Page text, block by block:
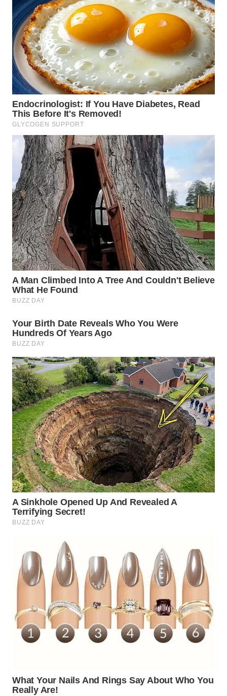
BEKASI
WN
BOGOR
WN
DEPOK
WN
TAPANULI
UTARA
WN
SAMOSIR
WN
PADANG
LAWAS
WN
SUMEDANG
WN
CIANJUR
KEPULAUAN
SERIBU
WN
TANGERANG
WN
BINJAI
WN
CIREBON
WN
INDRAMAYU
WN
KUNINGAN
WN
MAJALENGKA
WN
SUKABUMI
PURWAKARTA